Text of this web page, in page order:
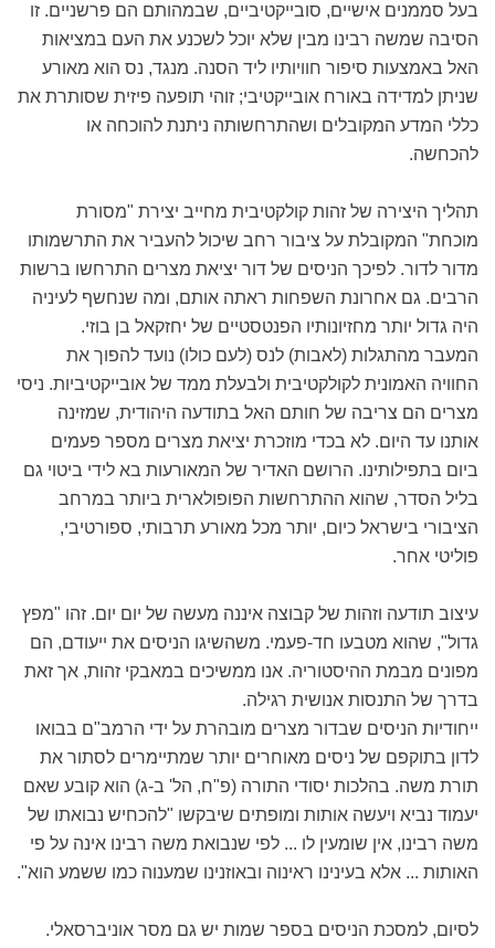
בעל סממנים אישיים, סובייקטיביים, שבמהותם הם פרשניים. זו
הסיבה שמשה רבינו מבין שלא יוכל לשכנע את העם במציאות
האל באמצעות סיפור חוויותיו ליד הסנה. מנגד, נס הוא מאורע
שניתן למדידה באורח אובייקטיבי; זוהי תופעה פיזית שסותרת את
כללי המדע המקובלים ושהתרחשותה ניתנת להוכחה או
להכחשה.
תהליך היצירה של זהות קולקטיבית מחייב יצירת "מסורת
מוכחת" המקובלת על ציבור רחב שיכול להעביר את התרשמותו
מדור לדור. לפיכך הניסים של דור יציאת מצרים התרחשו ברשות
הרבים. גם אחרונת השפחות ראתה אותם, ומה שנחשף לעיניה
היה גדול יותר מחזיונותיו הפנטסטיים של יחזקאל בן בוזי.
המעבר מהתגלות (לאבות) לנס (לעם כולו) נועד להפוך את
החוויה האמונית לקולקטיבית ולבעלת ממד של אובייקטיביות. ניסי
מצרים הם צריבה של חותם האל בתודעה היהודית, שמזינה
אותנו עד היום. לא בכדי מוזכרת יציאת מצרים מספר פעמים
ביום בתפילותינו. הרושם האדיר של המאורעות בא לידי ביטוי גם
בליל הסדר, שהוא ההתרחשות הפופולארית ביותר במרחב
הציבורי בישראל כיום, יותר מכל מאורע תרבותי, ספורטיבי,
פוליטי אחר.
עיצוב תודעה וזהות של קבוצה איננה מעשה של יום יום. זהו "מפץ
גדול", שהוא מטבעו חד-פעמי. משהשיגו הניסים את ייעודם, הם
מפונים מבמת ההיסטוריה. אנו ממשיכים במאבקי זהות, אך זאת
בדרך של התנסות אנושית רגילה.
ייחודיות הניסים שבדור מצרים מובהרת על ידי הרמב"ם בבואו
לדון בתוקפם של ניסים מאוחרים יותר שמתיימרים לסתור את
תורת משה. בהלכות יסודי התורה (פ"ח, הל' ב-ג) הוא קובע שאם
יעמוד נביא ויעשה אותות ומופתים שיבקשו "להכחיש נבואתו של
משה רבינו, אין שומעין לו ... לפי שנבואת משה רבינו אינה על פי
האותות ... אלא בעינינו ראינוה ובאוזנינו שמענוה כמו ששמע הוא".
לסיום, למסכת הניסים בספר שמות יש גם מסר אוניברסאלי.